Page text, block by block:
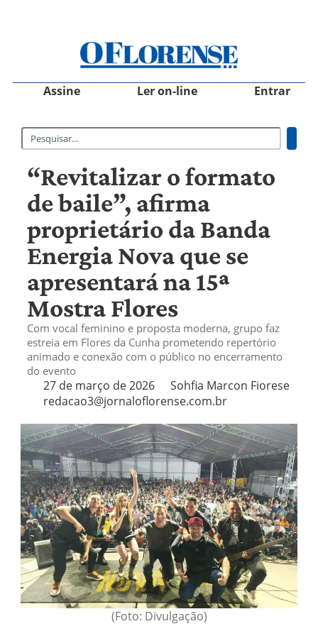
Assine Ler on-line Entrar
“Revitalizar o formato
de baile”, afirma
proprietário da Banda
Energia Nova que se
apresentará na 15ª
Mostra Flores
Com vocal feminino e proposta moderna, grupo faz
estreia em Flores da Cunha prometendo repertório
animado e conexão com o público no encerramento
do evento
27 de março de 2026
Sohfia Marcon Fiorese
redacao3@jornaloflorense.com.br
(Foto: Divulgação)